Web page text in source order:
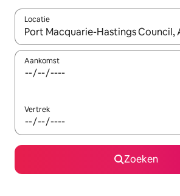
Locatie
Wanneer er suggesties beschikbaar
Aankomst
Vertrek
Zoeken